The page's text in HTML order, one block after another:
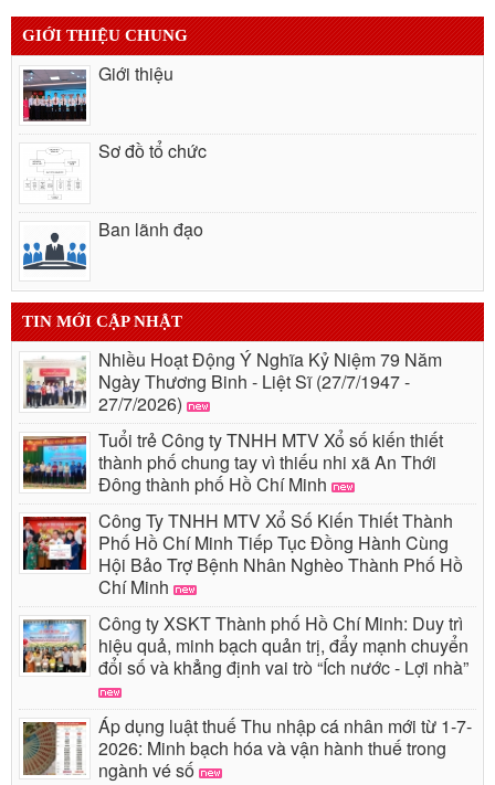
GIỚI THIỆU CHUNG
Giới thiệu
Sơ đồ tổ chức
Ban lãnh đạo
TIN MỚI CẬP NHẬT
Nhiều Hoạt Động Ý Nghĩa Kỷ Niệm 79 Năm
Ngày Thương Binh - Liệt Sĩ (27/7/1947 -
27/7/2026)
Tuổi trẻ Công ty TNHH MTV Xổ số kiến thiết
thành phố chung tay vì thiếu nhi xã An Thới
Đông thành phố Hồ Chí Minh
Công Ty TNHH MTV Xổ Số Kiến Thiết Thành
Phố Hồ Chí Minh Tiếp Tục Đồng Hành Cùng
Hội Bảo Trợ Bệnh Nhân Nghèo Thành Phố Hồ
Chí Minh
Công ty XSKT Thành phố Hồ Chí Minh: Duy trì
hiệu quả, minh bạch quản trị, đẩy mạnh chuyển
đổi số và khẳng định vai trò “Ích nước - Lợi nhà”
Áp dụng luật thuế Thu nhập cá nhân mới từ 1-7-
2026: Minh bạch hóa và vận hành thuế trong
ngành vé số